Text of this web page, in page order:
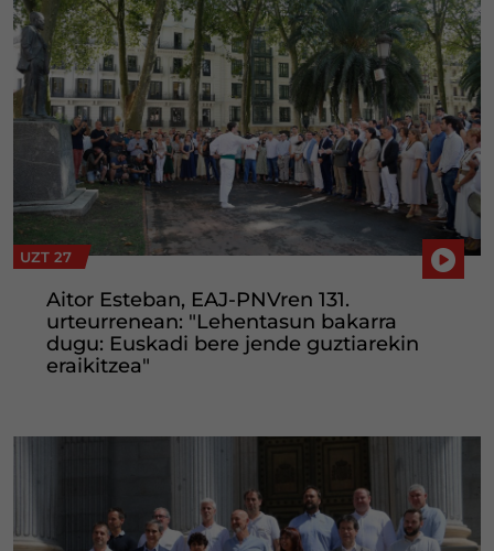
UZT 27
Aitor Esteban, EAJ-PNVren 131.
urteurrenean: "Lehentasun bakarra
dugu: Euskadi bere jende guztiarekin
eraikitzea"